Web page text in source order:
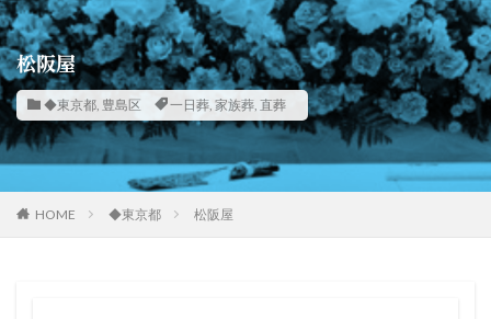
松阪屋
◆東京都, 豊島区 一日葬, 家族葬, 直葬
HOME ◆東京都 松阪屋